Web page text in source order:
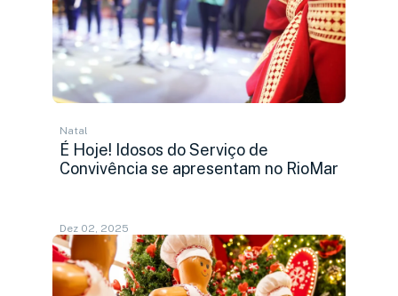
Natal
É Hoje! Idosos do Serviço de
Convivência se apresentam no RioMar
Dez 02, 2025